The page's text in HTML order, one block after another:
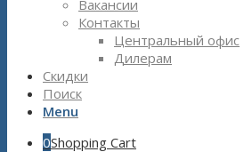
Вакансии
Контакты
Центральный офис
Дилерам
Скидки
Поиск
Menu
0Shopping Cart